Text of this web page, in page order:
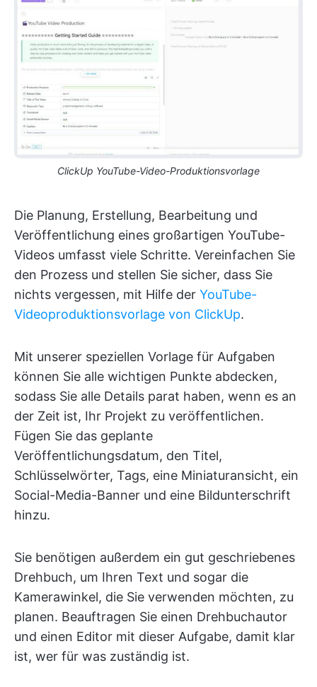
ClickUp YouTube-Video-Produktionsvorlage
Die Planung, Erstellung, Bearbeitung und
Veröffentlichung eines großartigen YouTube-
Videos umfasst viele Schritte. Vereinfachen Sie
den Prozess und stellen Sie sicher, dass Sie
nichts vergessen, mit Hilfe der YouTube-
Videoproduktionsvorlage von ClickUp.
Mit unserer speziellen Vorlage für Aufgaben
können Sie alle wichtigen Punkte abdecken,
sodass Sie alle Details parat haben, wenn es an
der Zeit ist, Ihr Projekt zu veröffentlichen.
Fügen Sie das geplante
Veröffentlichungsdatum, den Titel,
Schlüsselwörter, Tags, eine Miniaturansicht, ein
Social-Media-Banner und eine Bildunterschrift
hinzu.
Sie benötigen außerdem ein gut geschriebenes
Drehbuch, um Ihren Text und sogar die
Kamerawinkel, die Sie verwenden möchten, zu
planen. Beauftragen Sie einen Drehbuchautor
und einen Editor mit dieser Aufgabe, damit klar
ist, wer für was zuständig ist.